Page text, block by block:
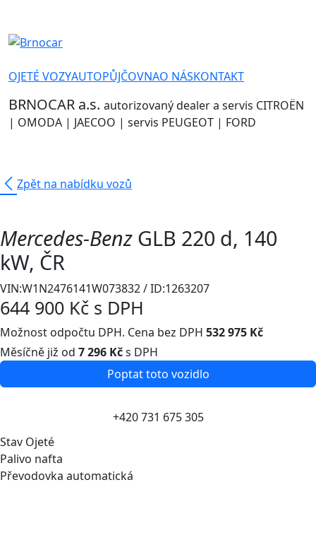
OJETÉ VOZYAUTOPŮJČOVNAO NÁSKONTAKT
BRNOCAR a.s. autorizovaný dealer a servis CITROËN
| OMODA | JAECOO | servis PEUGEOT | FORD
arrow_back_ios_new Zpět na nabídku vozů
Mercedes-Benz GLB 220 d, 140
kW, ČR
VIN:W1N2476141W073832 / ID:1263207
644 900 Kč s DPH
Možnost odpočtu DPH. Cena bez DPH 532 975 Kč
Měsíčně již od 7 296 Kčs DPH
Poptat toto vozidlo
+420 731 675 305
Stav Ojeté
Palivo nafta
Převodovka automatická